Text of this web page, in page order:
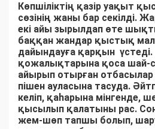
Көпшіліктің қазір уақыт
сөзінің жаны бар секілді.
екі айы зырылдап өте
баққан жандар қыстық
дайындауға қарқын
қожалықтарына қоса шай-
айырып отырған
пішен ауласына тасуда.
келіп, қаһарына мінгенде,
қысылып қалатыны рас.
жем-шөп тапшы болып,